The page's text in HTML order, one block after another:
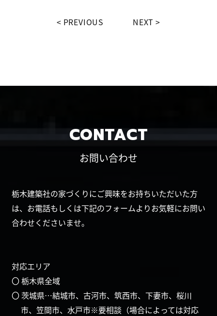
PREVIOUS NEXT
CONTACT
お問い合わせ
栃木建築社の家づくりにご興味をお持ちいただいた方
は、お電話もしくは下記のフォームよりお気軽にお問い
合わせくださいませ。
対応エリア
〇 栃木県全域
〇 茨城県…結城市、古河市、筑西市、下妻市、桜川
市、笠間市、水戸市※要相談（場合によっては対応